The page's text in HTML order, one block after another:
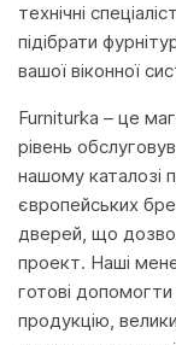
технічні
підібрати
вашої віконної
Furniturka – це
рівень
нашому каталозі
європейських
дверей, що
проект. Наші
готові
продукцію,